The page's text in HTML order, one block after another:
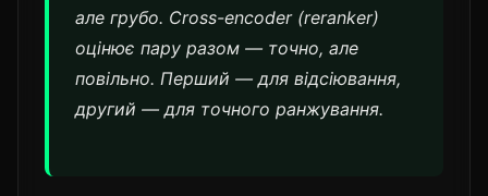
але грубо. Cross-encoder (reranker)
оцінює пару разом — точно, але
повільно. Перший — для відсіювання,
другий — для точного ранжування.